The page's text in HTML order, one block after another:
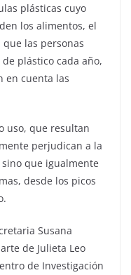
plásticas cuyo
los alimentos, el
las personas
plástico cada año,
en cuenta las
uso, que resultan
perjudican a la
que igualmente
desde los picos
Susana
de Julieta Leo
de Investigación